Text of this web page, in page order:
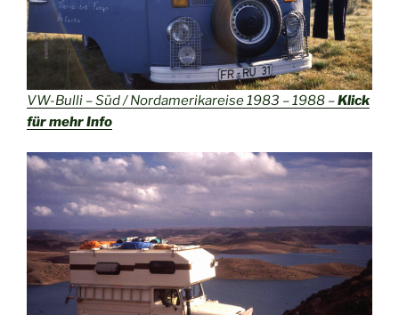
VW-Bulli – Süd / Nordamerikareise 1983 – 1988 –Klick
für mehr Info